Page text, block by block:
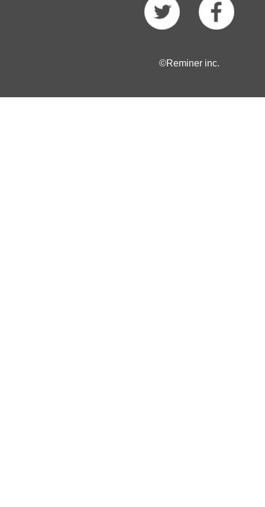
©Reminer inc.